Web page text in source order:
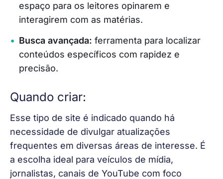
espaço para os leitores opinarem e
interagirem com as matérias.
Busca avançada: ferramenta para localizar
conteúdos específicos com rapidez e
precisão.
Quando criar:
Esse tipo de site é indicado quando há
necessidade de divulgar atualizações
frequentes em diversas áreas de interesse. É
a escolha ideal para veículos de mídia,
jornalistas, canais de YouTube com foco